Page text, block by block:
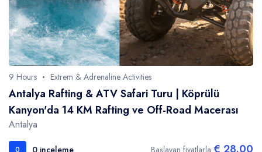
9 Hours Extrem & Adrenaline Activities
Antalya Rafting & ATV Safari Turu | Köprülü
Kanyon'da 14 KM Rafting ve Off-Road Macerası
Antalya
0 0 inceleme Başlayan fiyatlarla